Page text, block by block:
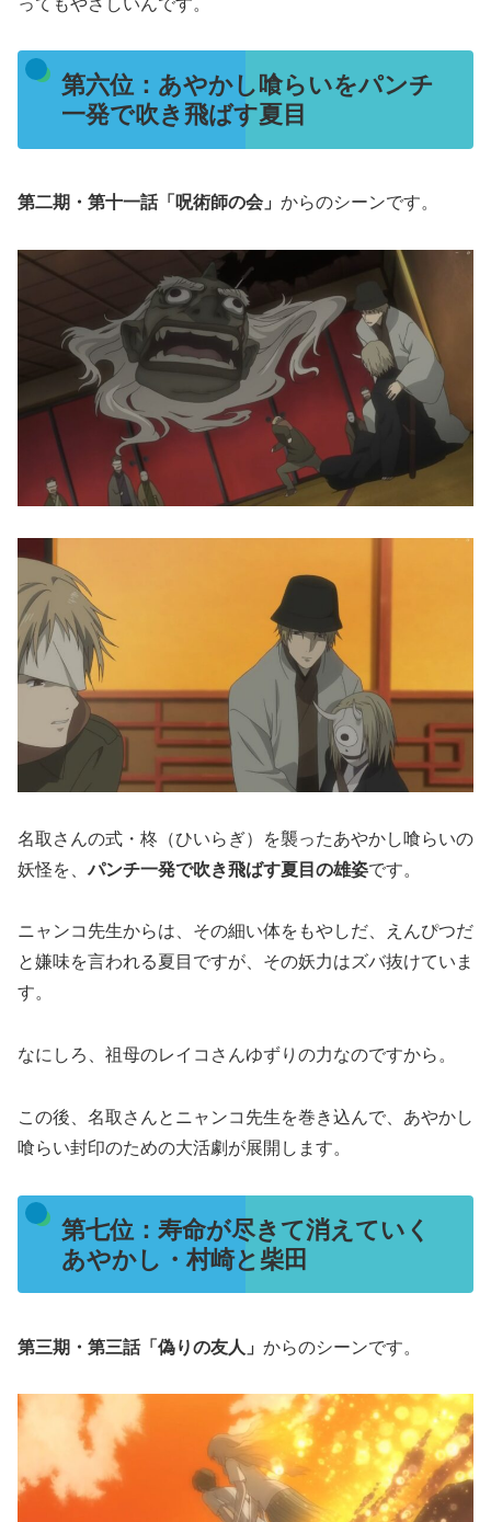
第六位：あやかし喰らいをパンチ
一発で吹き飛ばす夏目
第二期・第十一話「呪術師の会」 からのシーンです。
名取さんの式・柊（ひいらぎ）を襲ったあやかし喰らいの
妖怪を、パンチ一発で吹き飛ばす夏目の雄姿です。
ニャンコ先生からは、その細い体をもやしだ、えんぴつだ
と嫌味を言われる夏目ですが、その妖力はズバ抜けていま
す。
なにしろ、祖母のレイコさんゆずりの力なのですから。
この後、名取さんとニャンコ先生を巻き込んで、あやかし
喰らい封印のための大活劇が展開します。
第七位：寿命が尽きて消えていく
あやかし・村崎と柴田
第三期・第三話「偽りの友人」 からのシーンです。